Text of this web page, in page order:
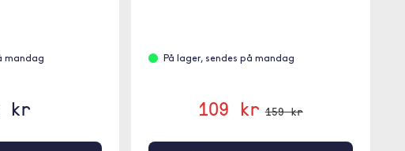
mandag
kr
På lager, sendes på mandag
109 kr 159 kr